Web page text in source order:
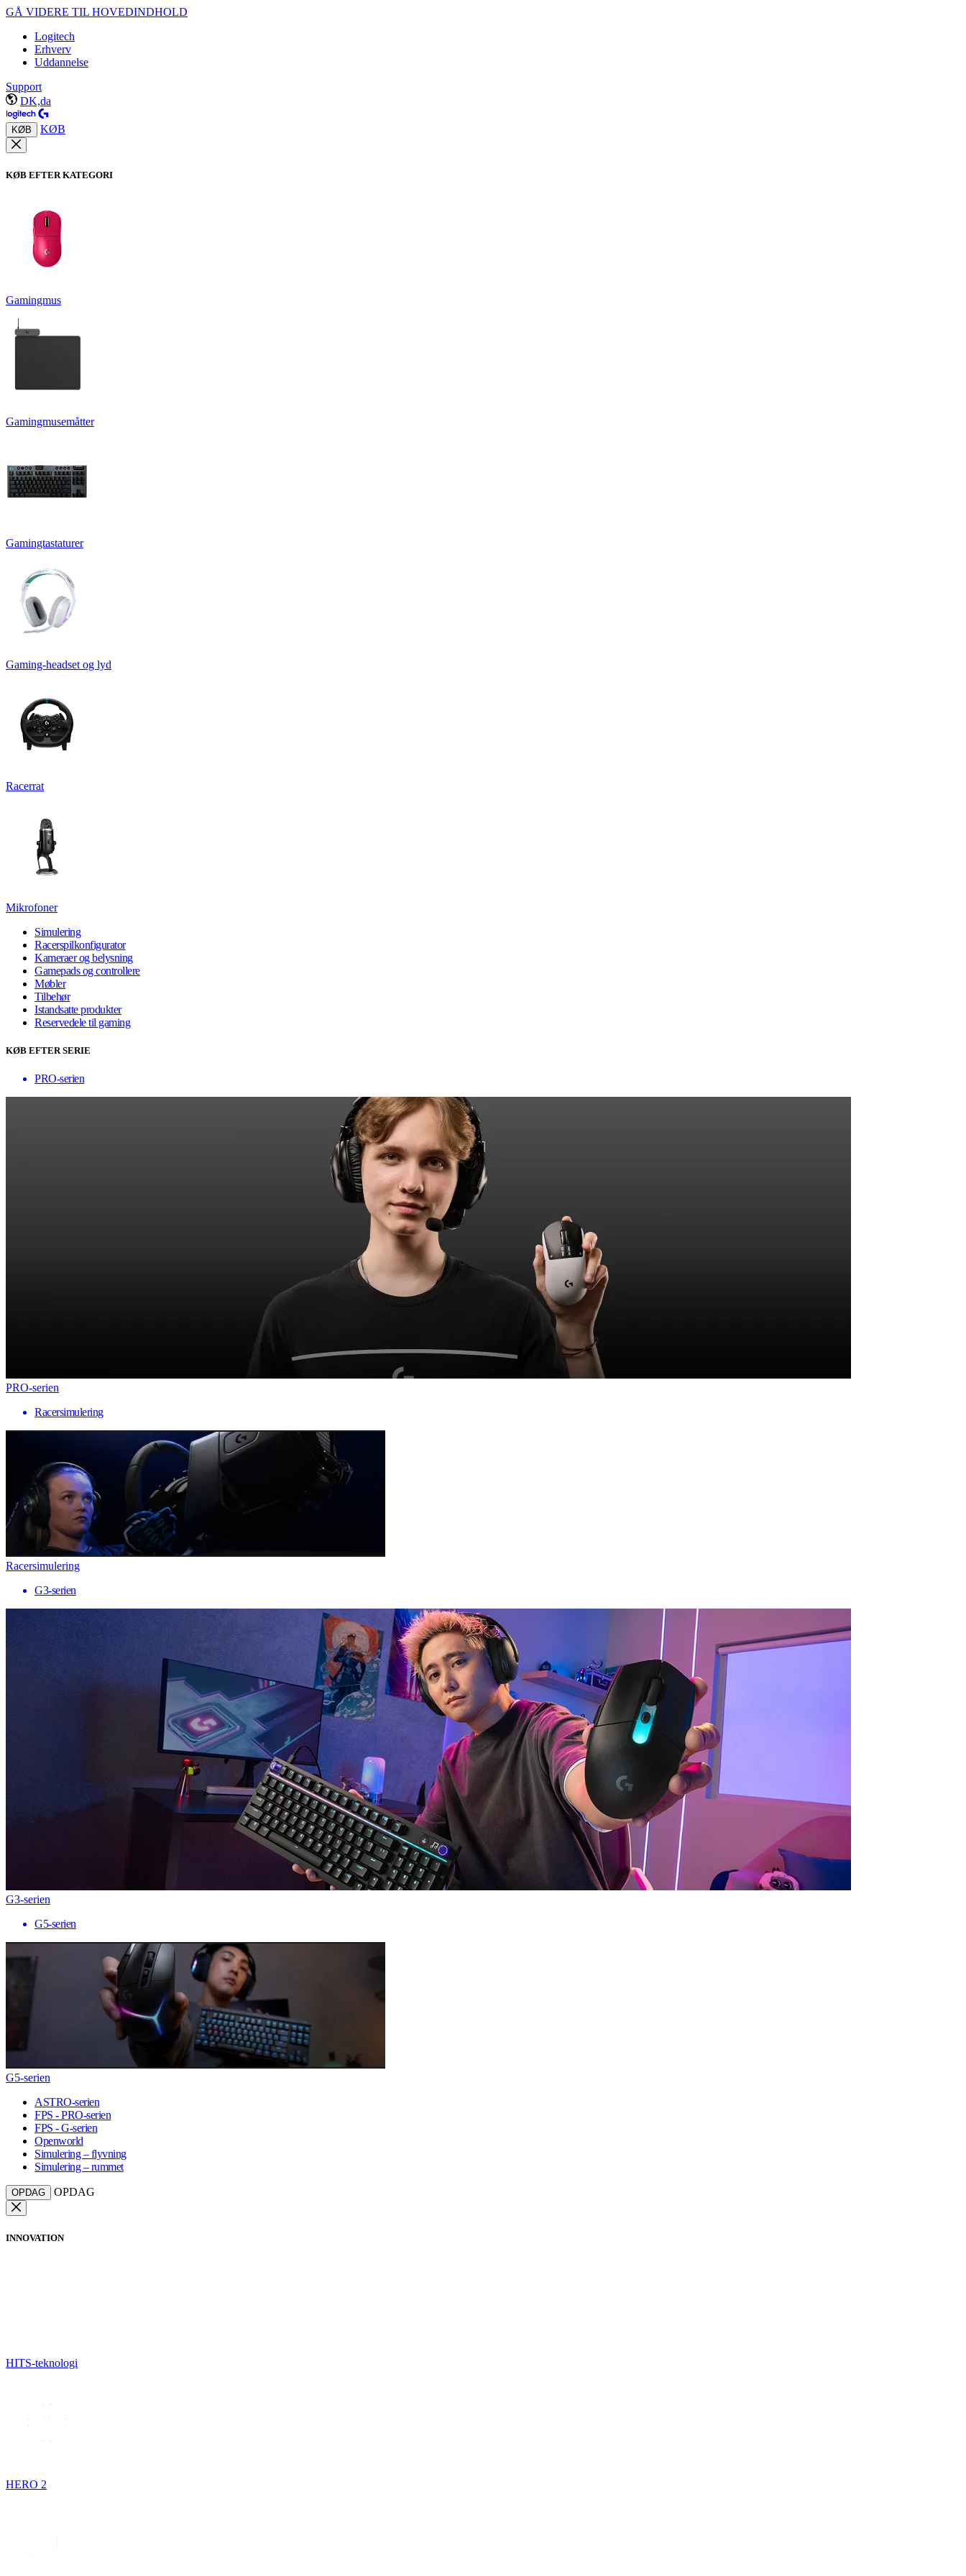
GÅ VIDERE TIL HOVEDINDHOLD
Logitech
Erhverv
Uddannelse
Support
DK,da
KØB KØB
KØB EFTER KATEGORI
Gamingmus
Gamingmusemåtter
Gamingtastaturer
Gaming-headset og lyd
Racerrat
Mikrofoner
Simulering
Racerspilkonfigurator
Kameraer og belysning
Gamepads og controllere
Møbler
Tilbehør
Istandsatte produkter
Reservedele til gaming
KØB EFTER SERIE
PRO-serien
PRO-serien
Racersimulering
Racersimulering
G3-serien
G3-serien
G5-serien
G5-serien
ASTRO-serien
FPS - PRO-serien
FPS - G-serien
Openworld
Simulering – flyvning
Simulering – rummet
OPDAG OPDAG
INNOVATION
HITS-teknologi
HERO 2